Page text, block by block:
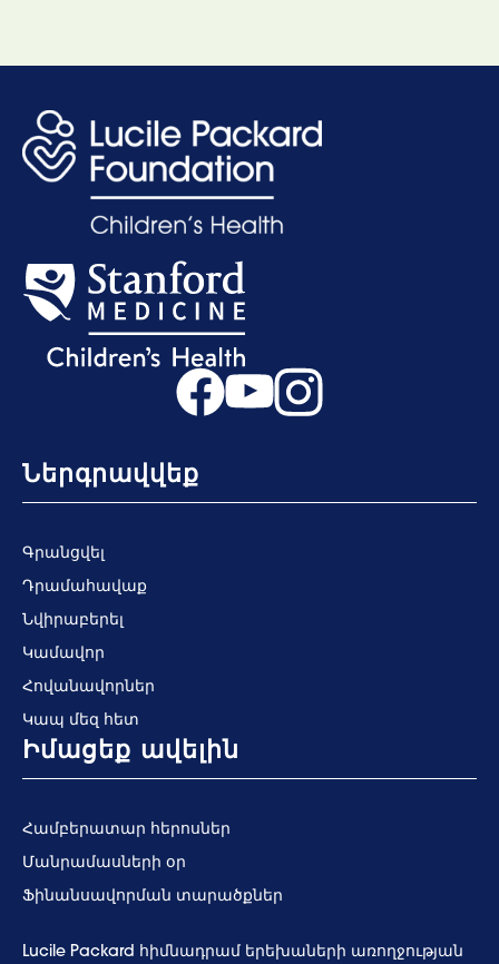
Ներգրավվեք
Գրանցվել
Դրամահավաք
Նվիրաբերել
Կամավոր
Հովանավորներ
Կապ մեզ հետ
Իմացեք ավելին
Համբերատար հերոսներ
Մանրամասների օր
Ֆինանսավորման տարածքներ
Lucile Packard հիմնադրամ երեխաների առողջության